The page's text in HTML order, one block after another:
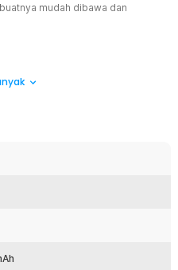
mudah dibawa dan
kesalahan pengukuran.
atau jarak, luas,
juga akan menampilkan
koneksi bluetooth, sisa daya